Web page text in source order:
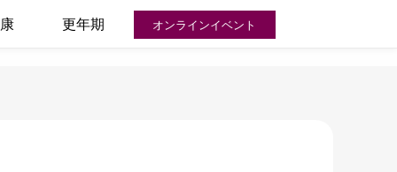
更年期 オンラインイベント